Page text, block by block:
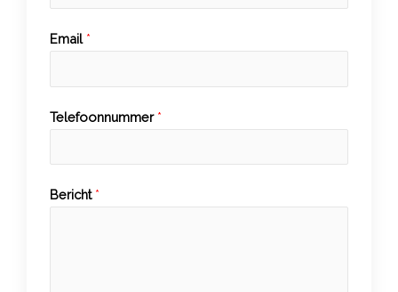
Email *
Telefoonnummer *
Bericht *